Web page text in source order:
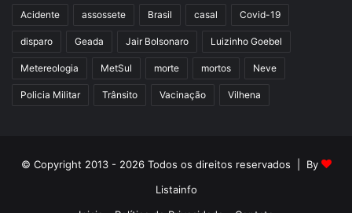
Acidente assossete Brasil casal Covid-19
disparo Geada Jair Bolsonaro Luizinho Goebel
Metereologia MetSul morte mortos Neve
Policia Militar Trânsito Vacinação Vilhena
© Copyright 2013 - 2026 Todos os direitos reservados | By
Listainfo